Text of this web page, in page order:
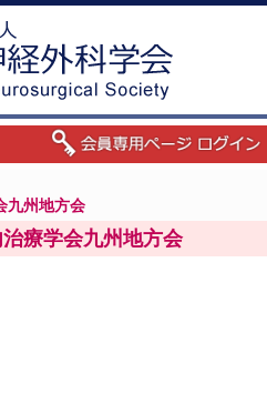
九州地方会
療学会九州地方会